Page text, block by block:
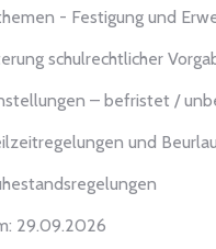
- Festigung und
schulrechtlicher
– befristet /
und
29.09.2026